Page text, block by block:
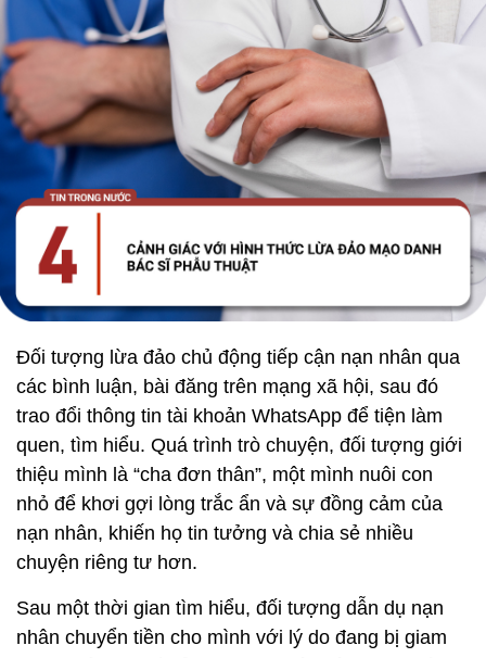
Đối tượng lừa đảo chủ động tiếp cận nạn nhân qua
các bình luận, bài đăng trên mạng xã hội, sau đó
trao đổi thông tin tài khoản WhatsApp để tiện làm
quen, tìm hiểu. Quá trình trò chuyện, đối tượng giới
thiệu mình là “cha đơn thân”, một mình nuôi con
nhỏ để khơi gợi lòng trắc ẩn và sự đồng cảm của
nạn nhân, khiến họ tin tưởng và chia sẻ nhiều
chuyện riêng tư hơn.
Sau một thời gian tìm hiểu, đối tượng dẫn dụ nạn
nhân chuyển tiền cho mình với lý do đang bị giam